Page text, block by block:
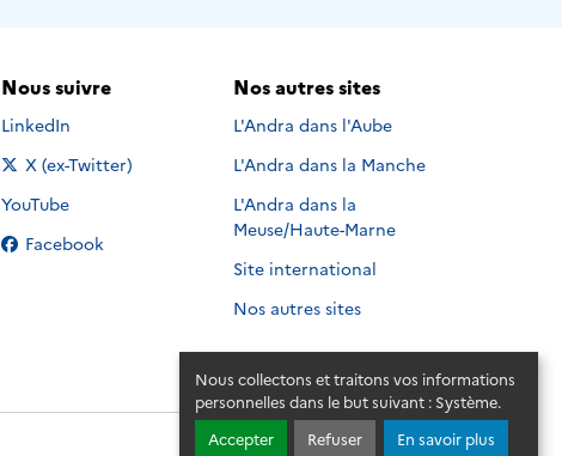
Nous collectons et traitons vos informations
personnelles dans le but suivant : Système.
Accepter
Refuser En savoir plus
Nous suivre
Nous suivre sur
LinkedIn
Nous suivre sur
X (ex-Twitter)
Nous suivre sur
YouTube
Nous suivre sur
Facebook
Nos autres sites
L'Andra dans l'Aube
L'Andra dans la Manche
L'Andra dans la
Meuse/Haute-Marne
Site international
Nos autres sites